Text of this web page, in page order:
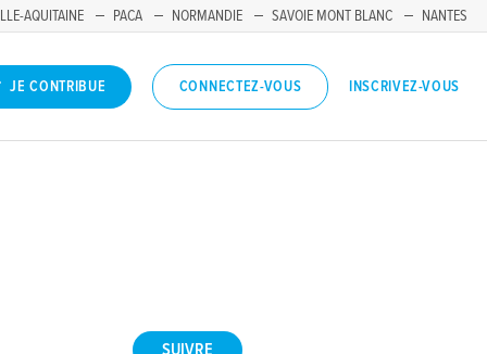
AQUITAINE PACA NORMANDIE SAVOIE MONT BLANC NANTES
JE CONTRIBUE CONNECTEZ-VOUS INSCRIVEZ-VOUS